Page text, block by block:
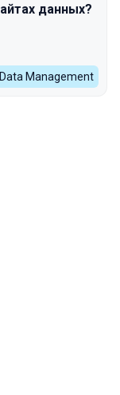
данных?
Data Management